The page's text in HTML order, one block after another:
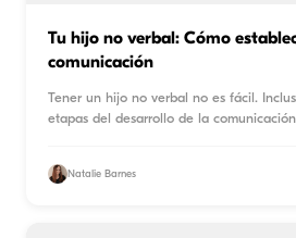
Tu hijo no verbal: Cómo
comunicación
Tener un hijo no verbal no es fácil.
etapas del desarrollo de la
Natalie Barnes